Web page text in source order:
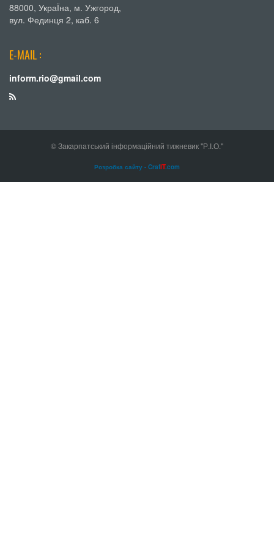
88000, УкраЇна, м. Ужгород,
вул. Фединця 2, каб. 6
E-MAIL :
inform.rio@gmail.com
© Закарпатський інформаційний тижневик "Р.І.О."
Розробка сайту - CrafIT.com